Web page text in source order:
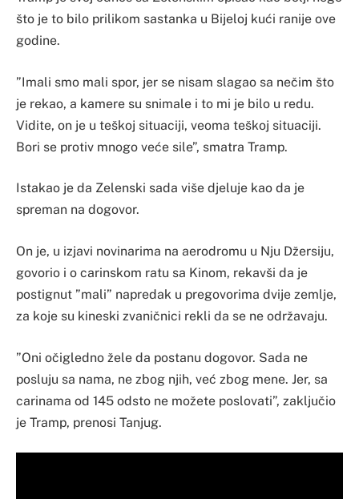
što je to bilo prilikom sastanka u Bijeloj kući ranije ove
godine.
”Imali smo mali spor, jer se nisam slagao sa nečim što
je rekao, a kamere su snimale i to mi je bilo u redu.
Vidite, on je u teškoj situaciji, veoma teškoj situaciji.
Bori se protiv mnogo veće sile”, smatra Tramp.
Istakao je da Zelenski sada više djeluje kao da je
spreman na dogovor.
On je, u izjavi novinarima na aerodromu u Nju Džersiju,
govorio i o carinskom ratu sa Kinom, rekavši da je
postignut ”mali” napredak u pregovorima dvije zemlje,
za koje su kineski zvaničnici rekli da se ne održavaju.
”Oni očigledno žele da postanu dogovor. Sada ne
posluju sa nama, ne zbog njih, već zbog mene. Jer, sa
carinama od 145 odsto ne možete poslovati”, zaključio
je Tramp, prenosi Tanjug.